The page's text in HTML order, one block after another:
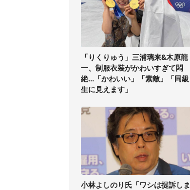
「りくりゅう」三浦璃来&木原龍
一、制服衣装がかわいすぎて悶
絶...「かわいい」「素敵」「同級
生に見えます」
小林よしのり氏「ワシは提訴しま